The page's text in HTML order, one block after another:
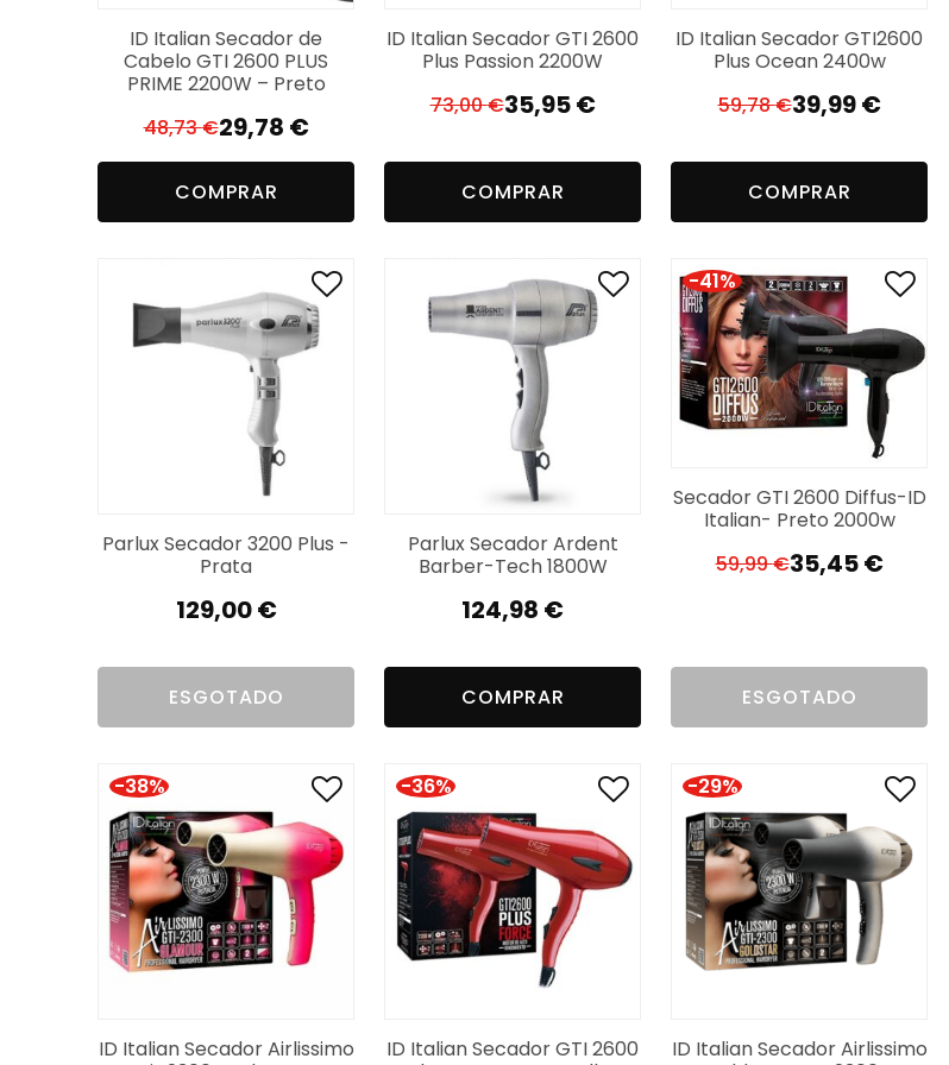
ID Italian Secador de
Cabelo GTI 2600 PLUS
PRIME 2200W – Preto
48,73€ O
preço
original
era:
29,78 €
O
preço
atual
é:
COMPRAR
ID Italian Secador GTI 2600
Plus Passion 2200W
73,00€ O
era:
35,95€
O
é:
COMPRAR
ID Italian Secador GTI2600
Plus Ocean 2400w
59,78€ O
era:
39,99€
O
é:
COMPRAR
Parlux Secador 3200 Plus -
Prata
129,00€
ESGOTADO
Parlux Secador Ardent
Barber-Tech 1800W
124,98 €
COMPRAR
-41%
Secador GTI 2600 Diffus-ID
Italian- Preto 2000w
59,99€ O
era:
59,99 €.
35,45€
O
é:
35,45 €.
ESGOTADO
-38%
ID Italian Secador Airlissimo
-36%
ID Italian Secador GTI 2600
-29%
ID Italian Secador Airlissimo